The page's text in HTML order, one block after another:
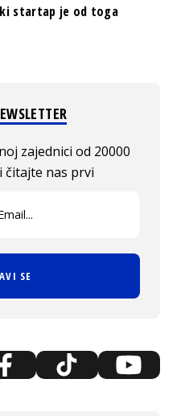
startap je od toga
zajednici od 20000
čitajte nas prvi
SE